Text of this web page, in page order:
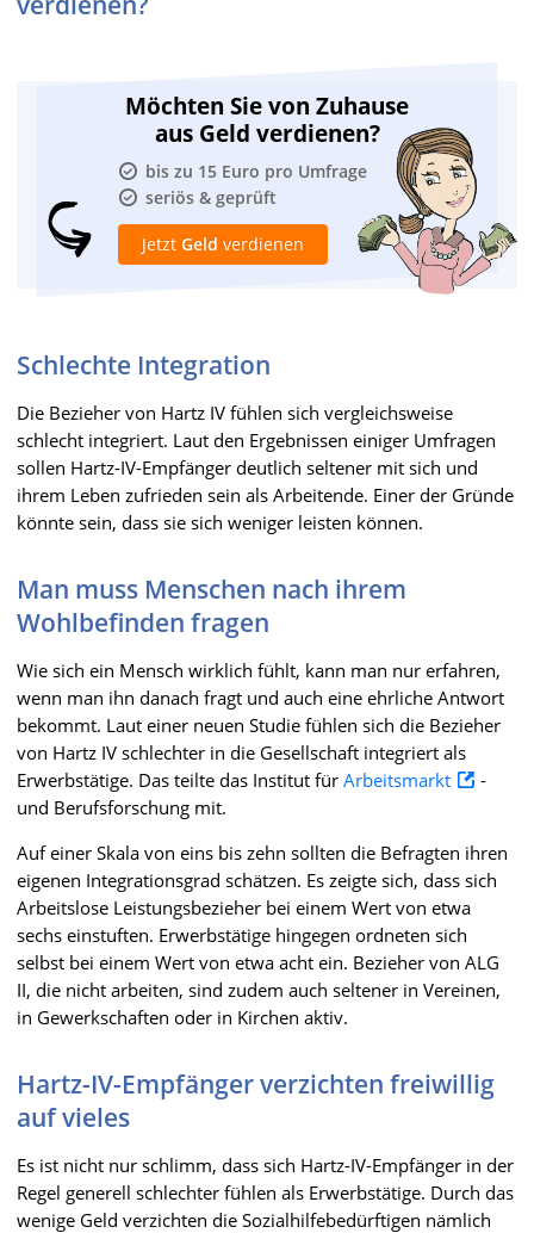
Möchten Sie von Zuhause
aus Geld verdienen?
bis zu 15 Euro pro Umfrage
seriös & geprüft
Jetzt Geld verdienen
Schlechte Integration
Die Bezieher von Hartz IV fühlen sich vergleichsweise
schlecht integriert. Laut den Ergebnissen einiger Umfragen
sollen Hartz-IV-Empfänger deutlich seltener mit sich und
ihrem Leben zufrieden sein als Arbeitende. Einer der Gründe
könnte sein, dass sie sich weniger leisten können.
Man muss Menschen nach ihrem
Wohlbefinden fragen
Wie sich ein Mensch wirklich fühlt, kann man nur erfahren,
wenn man ihn danach fragt und auch eine ehrliche Antwort
bekommt. Laut einer neuen Studie fühlen sich die Bezieher
von Hartz IV schlechter in die Gesellschaft integriert als
Erwerbstätige. Das teilte das Institut für Arbeitsmarkt
-
und Berufsforschung mit.
Auf einer Skala von eins bis zehn sollten die Befragten ihren
eigenen Integrationsgrad schätzen. Es zeigte sich, dass sich
Arbeitslose Leistungsbezieher bei einem Wert von etwa
sechs einstuften. Erwerbstätige hingegen ordneten sich
selbst bei einem Wert von etwa acht ein. Bezieher von ALG
II, die nicht arbeiten, sind zudem auch seltener in Vereinen,
in Gewerkschaften oder in Kirchen aktiv.
Hartz-IV-Empfänger verzichten freiwillig
auf vieles
Es ist nicht nur schlimm, dass sich Hartz-IV-Empfänger in der
Regel generell schlechter fühlen als Erwerbstätige. Durch das
wenige Geld verzichten die Sozialhilfebedürftigen nämlich